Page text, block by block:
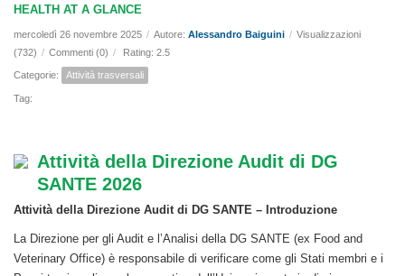
HEALTH AT A GLANCE
mercoledì 26 novembre 2025 / Autore: Alessandro Baiguini / Visualizzazioni
(732) / Commenti (0) / Rating: 2.5
Categorie: Attività trasversali
Tag:
Attività della Direzione Audit di DG
SANTE 2026
Attività della Direzione Audit di DG SANTE – Introduzione
La Direzione per gli Audit e l’Analisi della DG SANTE (ex Food and
Veterinary Office) è responsabile di verificare come gli Stati membri e i